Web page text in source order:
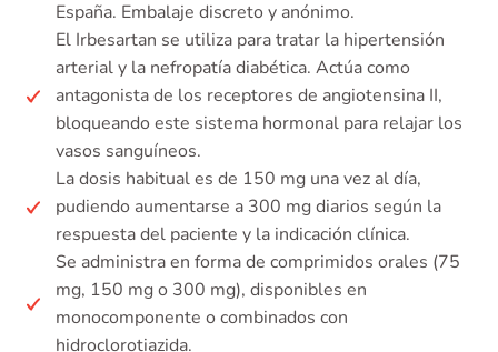
España. Embalaje discreto y anónimo.
El Irbesartan se utiliza para tratar la hipertensión
arterial y la nefropatía diabética. Actúa como
antagonista de los receptores de angiotensina II,
bloqueando este sistema hormonal para relajar los
vasos sanguíneos.
La dosis habitual es de 150 mg una vez al día,
pudiendo aumentarse a 300 mg diarios según la
respuesta del paciente y la indicación clínica.
Se administra en forma de comprimidos orales (75
mg, 150 mg o 300 mg), disponibles en
monocomponente o combinados con
hidroclorotiazida.